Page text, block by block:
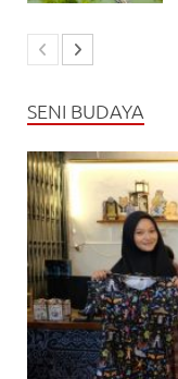
SENI BUDAYA